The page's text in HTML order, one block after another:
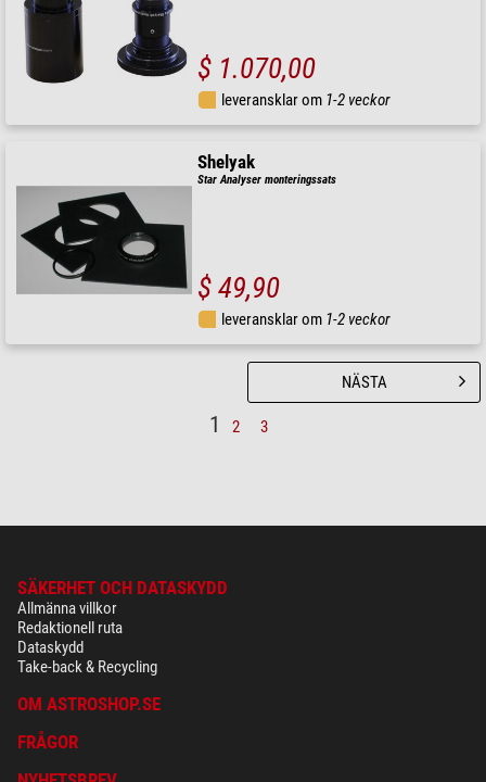
$ 1.070,00
leveransklar om 1-2 veckor
Shelyak
Star Analyser monteringssats
$ 49,90
leveransklar om 1-2 veckor
1 2 3
NÄSTA
SÄKERHET OCH DATASKYDD
Allmänna villkor
Redaktionell ruta
Dataskydd
Take-back & Recycling
OM ASTROSHOP.SE
FRÅGOR